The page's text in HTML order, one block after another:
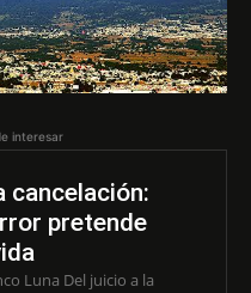
interesar
cancelación:
pretende
Luna Del juicio a la